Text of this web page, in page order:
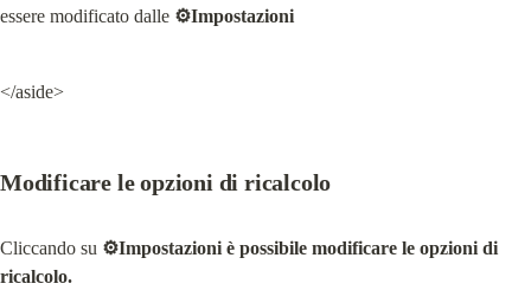
essere modificato dalle ⚙️Impostazioni
</aside>
Modificare le opzioni di ricalcolo
Cliccando su ⚙️Impostazioni è possibile modificare le opzioni di
ricalcolo.